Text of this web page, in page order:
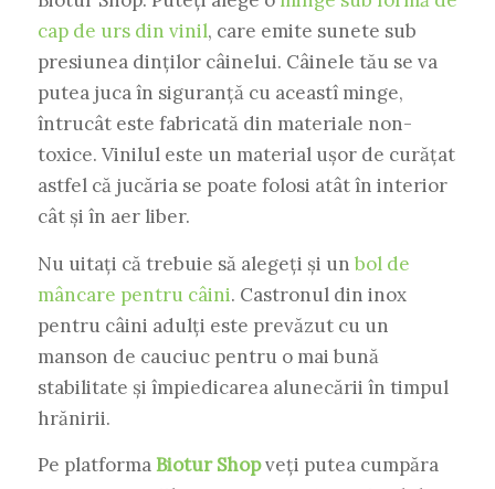
cap de urs din vinil, care emite sunete sub
presiunea dinților câinelui. Câinele tău se va
putea juca în siguranță cu aceastî minge,
întrucât este fabricată din materiale non-
toxice. Vinilul este un material ușor de curățat
astfel că jucăria se poate folosi atât în interior
cât și în aer liber.
Nu uitați că trebuie să alegeți și un bol de
mâncare pentru câini. Castronul din inox
pentru câini adulți este prevăzut cu un
manson de cauciuc pentru o mai bună
stabilitate și împiedicarea alunecării în timpul
hrănirii.
Pe platformaBiotur Shopveți putea cumpăra